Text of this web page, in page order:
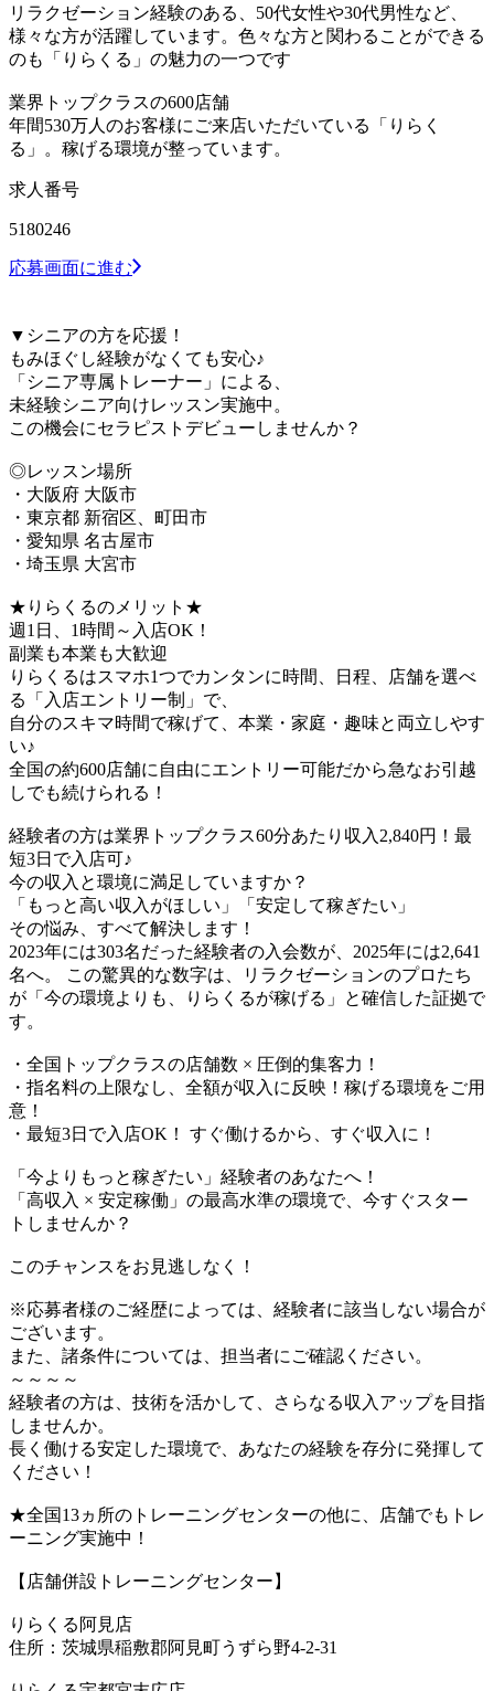
リラクゼーション経験のある、50代女性や30代男性など、
様々な方が活躍しています。色々な方と関わることができる
のも「りらくる」の魅力の一つです
業界トップクラスの600店舗
年間530万人のお客様にご来店いただいている「りらく
る」。稼げる環境が整っています。
求人番号
5180246
応募画面に進む
▼シニアの方を応援！
もみほぐし経験がなくても安心♪
「シニア専属トレーナー」による、
未経験シニア向けレッスン実施中。
この機会にセラピストデビューしませんか？
◎レッスン場所
・大阪府 大阪市
・東京都 新宿区、町田市
・愛知県 名古屋市
・埼玉県 大宮市
★りらくるのメリット★
週1日、1時間～入店OK！
副業も本業も大歓迎
りらくるはスマホ1つでカンタンに時間、日程、店舗を選べ
る「入店エントリー制」で、
​自分のスキマ時間で稼げて、本業・家庭・趣味と両立しやす
い♪​
全国の約600店舗に自由にエントリー可能だから急なお引越
しでも続けられる！
経験者の方は業界トップクラス60分あたり収入2,840円！最
短3日で入店可♪
今の収入と環境に満足していますか？
「もっと高い収入がほしい」「安定して稼ぎたい」
その悩み、すべて解決します！
2023年には303名だった経験者の入会数が、2025年には2,641
名へ。 この驚異的な数字は、リラクゼーションのプロたち
が「今の環境よりも、りらくるが稼げる」と確信した証拠で
す。
・全国トップクラスの店舗数 × 圧倒的集客力！
・指名料の上限なし、全額が収入に反映！稼げる環境をご用
意！
・最短3日で入店OK！ すぐ働けるから、すぐ収入に！
「今よりもっと稼ぎたい」経験者のあなたへ！
「高収入 × 安定稼働」の最高水準の環境で、今すぐスター
トしませんか？
このチャンスをお見逃しなく！
※応募者様のご経歴によっては、経験者に該当しない場合が
ございます。
また、諸条件については、担当者にご確認ください。
～～～～
経験者の方は、技術を活かして、さらなる収入アップを目指
しませんか。
長く働ける安定した環境で、あなたの経験を存分に発揮して
ください！
★全国13ヵ所のトレーニングセンターの他に、店舗でもトレ
ーニング実施中！
【店舗併設トレーニングセンター】
りらくる阿見店
住所：茨城県稲敷郡阿見町うずら野4-2-31